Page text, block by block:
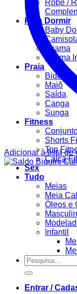
Robe /
Para Dormir
Baby Doll
Pijama
Pijama
Praia
Biquíni
Maiô
Saída
Canga
Sunga
Fitness
Shorts
Top
Calça
Sex
Tudo
Meias
Meia
Óleos e
Infantil
Pesquisar
por:
Entrar /
Adicionar à lista de